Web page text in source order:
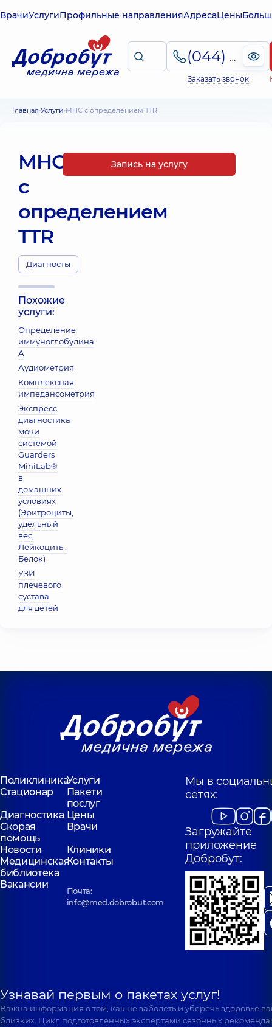
ВрачиУслугиПрофильные направленияАдресаЦены
(044) 495-2-888
Заказать звонок
Главная Услуги МНС с определением TTR
МНС
с
определением
TTR
Диагносты
Похожие
услуги:
Определение
иммуноглобулина
А
Аудиометрия
Комплексная
импедансометрия
Экспресс
диагностика
мочи
системой
Guarders
MiniLab®
в
домашних
условиях
(Эритроциты,
удельный
вес,
Лейкоциты,
Белок)
УЗИ
плечевого
сустава
для детей
Запись на услугу
ПоликлиникаУслуги
Стационар
Пакети
послуг
Диагностика Цены
Скорая
помощь
Врачи
Новости
Клиники
Медицинская
библиотека
Контакты
Вакансии
Почта:
info@med.dobrobut.com
Мы в
сетях:
Загружайте
приложение
Добробут:
Узнавай первым о пакетах услуг!
Важна информация о том, как не заболеть и уберечь здоровье
близких. Цикл подготовленных экспертами сезонных